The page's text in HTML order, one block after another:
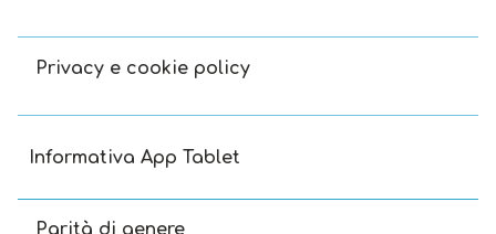
Privacy e cookie policy
Informativa App Tablet
Parità di genere